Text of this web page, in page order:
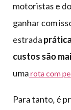
motoristas e
ganhar com
estrada
custos são
uma rota com
Para tanto, é